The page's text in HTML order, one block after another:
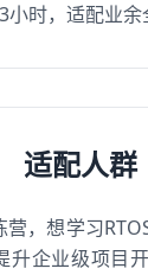
小时，适配业余
适配人群
，想学习
升企业级项目